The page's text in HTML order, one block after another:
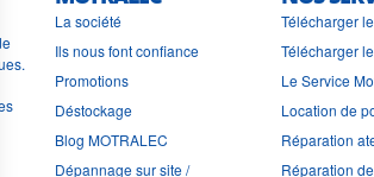
La société
Ils nous font confiance
Promotions
Déstockage
Blog MOTRALEC
Dépannage sur site /
Télécharger
Télécharger
Le Service
Location de
Réparation
Réparation